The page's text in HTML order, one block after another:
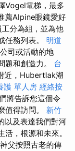
Vogel電梯，最多
薦Alpine眼鏡愛好
分為組，並為他
任務列表。 明道
司或活動的地
題和創造力。 台
近，Hubertlak湖
護 單人房 經絡按
將告訴您這個令
值得訪問。 新竹
以及表達我們對河
，根源和未來。
父按照古老的傳